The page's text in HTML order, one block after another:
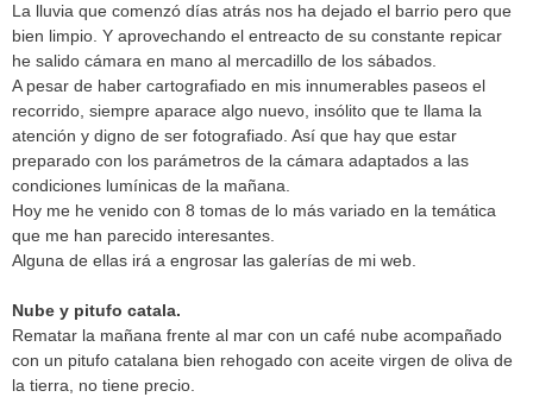
La lluvia que comenzó días atrás nos ha dejado el barrio pero que
bien limpio. Y aprovechando el entreacto de su constante repicar
he salido cámara en mano al mercadillo de los sábados.
A pesar de haber cartografiado en mis innumerables paseos el
recorrido, siempre aparace algo nuevo, insólito que te llama la
atención y digno de ser fotografiado. Así que hay que estar
preparado con los parámetros de la cámara adaptados a las
condiciones lumínicas de la mañana.
Hoy me he venido con 8 tomas de lo más variado en la temática
que me han parecido interesantes.
Alguna de ellas irá a engrosar las galerías de mi web.
Nube y pitufo catala.
Rematar la mañana frente al mar con un café nube acompañado
con un pitufo catalana bien rehogado con aceite virgen de oliva de
la tierra, no tiene precio.